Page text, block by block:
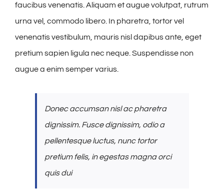
faucibus venenatis. Aliquam et augue volutpat, rutrum
urna vel, commodo libero. In pharetra, tortor vel
venenatis vestibulum, mauris nisl dapibus ante, eget
pretium sapien ligula nec neque. Suspendisse non
augue a enim semper varius.
Donec accumsan nisl ac pharetra
dignissim. Fusce dignissim, odio a
pellentesque luctus, nunc tortor
pretium felis, in egestas magna orci
quis dui